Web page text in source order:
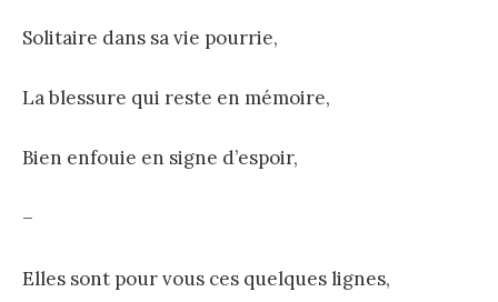
Solitaire dans sa vie pourrie,
La blessure qui reste en mémoire,
Bien enfouie en signe d’espoir,
–
Elles sont pour vous ces quelques lignes,